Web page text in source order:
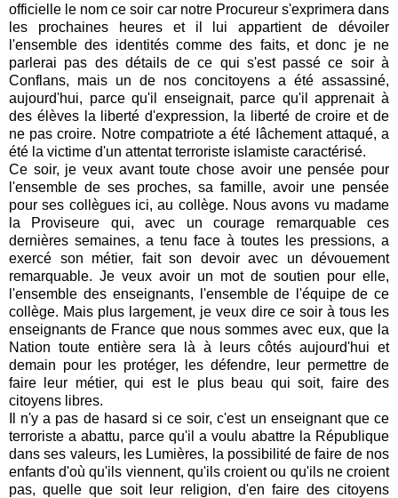
officielle le nom ce soir car notre Procureur s'exprimera dans
les prochaines heures et il lui appartient de dévoiler
l'ensemble des identités comme des faits, et donc je ne
parlerai pas des détails de ce qui s'est passé ce soir à
Conflans, mais un de nos concitoyens a été assassiné,
aujourd'hui, parce qu'il enseignait, parce qu'il apprenait à
des élèves la liberté d'expression, la liberté de croire et de
ne pas croire. Notre compatriote a été lâchement attaqué, a
été la victime d'un attentat terroriste islamiste caractérisé.
Ce soir, je veux avant toute chose avoir une pensée pour
l'ensemble de ses proches, sa famille, avoir une pensée
pour ses collègues ici, au collège. Nous avons vu madame
la Proviseure qui, avec un courage remarquable ces
dernières semaines, a tenu face à toutes les pressions, a
exercé son métier, fait son devoir avec un dévouement
remarquable. Je veux avoir un mot de soutien pour elle,
l'ensemble des enseignants, l'ensemble de l'équipe de ce
collège. Mais plus largement, je veux dire ce soir à tous les
enseignants de France que nous sommes avec eux, que la
Nation toute entière sera là à leurs côtés aujourd'hui et
demain pour les protéger, les défendre, leur permettre de
faire leur métier, qui est le plus beau qui soit, faire des
citoyens libres.
Il n'y a pas de hasard si ce soir, c'est un enseignant que ce
terroriste a abattu, parce qu'il a voulu abattre la République
dans ses valeurs, les Lumières, la possibilité de faire de nos
enfants d'où qu'ils viennent, qu'ils croient ou qu'ils ne croient
pas, quelle que soit leur religion, d'en faire des citoyens